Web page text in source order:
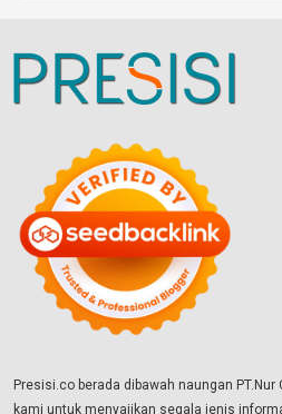
Presisi.co berada dibawah naungan
kami untuk menyajikan segala jenis